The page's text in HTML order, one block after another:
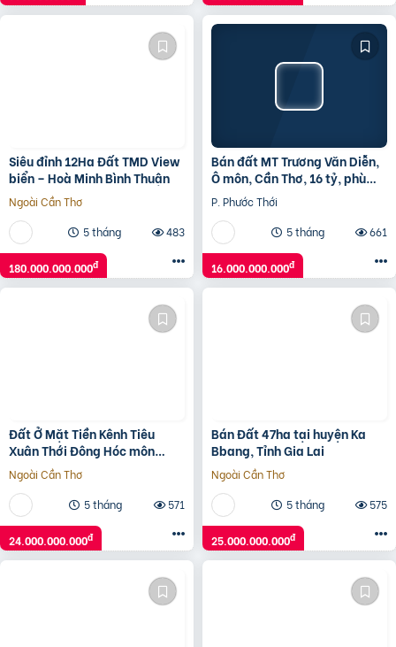
Siêu đỉnh 12Ha Đất TMD View
biển – Hoà Minh Bình Thuận
Ngoài Cần Thơ
5 tháng
483
180.000.000.000đ
Bán đất MT Trương Văn Diễn,
Ô môn, Cần Thơ, 16 tỷ, phù
hợp làm kho bãi
P. Phước Thới
5 tháng
661
16.000.000.000đ
Đất Ở Mặt Tiền Kênh Tiêu
Xuân Thới Đông Hóc môn
1000m2
Ngoài Cần Thơ
5 tháng
571
24.000.000.000đ
Bán Đất 47ha tại huyện Ka
Bbang, Tỉnh Gia Lai
Ngoài Cần Thơ
5 tháng
575
25.000.000.000đ